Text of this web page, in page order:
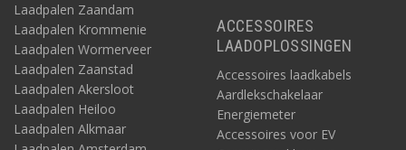
Laadpalen Zaandam
Laadpalen Krommenie
Laadpalen Wormerveer
Laadpalen Zaanstad
Laadpalen Akersloot
Laadpalen Heiloo
Laadpalen Alkmaar
ACCESSOIRES
LAADOPLOSSINGEN
Accessoires laadkabels
Aardlekschakelaar
Energiemeter
Accessoires voor EV